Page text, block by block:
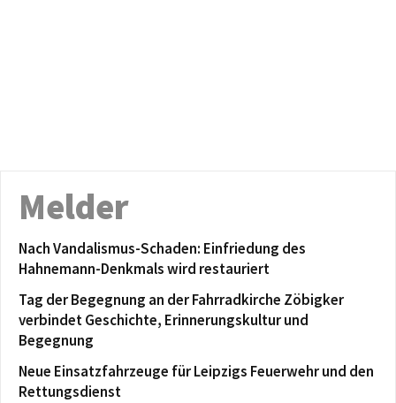
Melder
Nach Vandalismus-Schaden: Einfriedung des
Hahnemann-Denkmals wird restauriert
Tag der Begegnung an der Fahrradkirche Zöbigker
verbindet Geschichte, Erinnerungskultur und
Begegnung
Neue Einsatzfahrzeuge für Leipzigs Feuerwehr und den
Rettungsdienst